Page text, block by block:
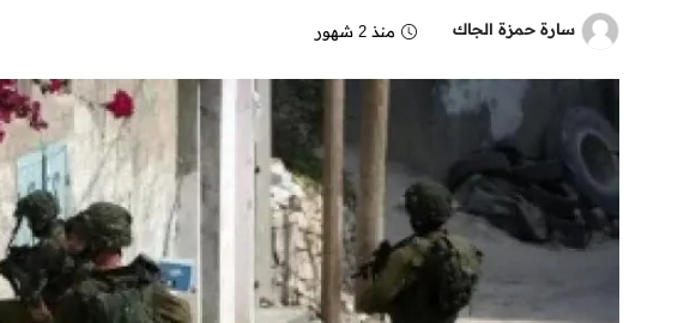
سارة حمزة الجاك منذ 2 شهور